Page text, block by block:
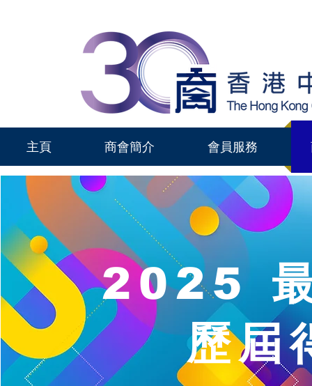
主頁 商會簡介 會員服務
2025
歷屆